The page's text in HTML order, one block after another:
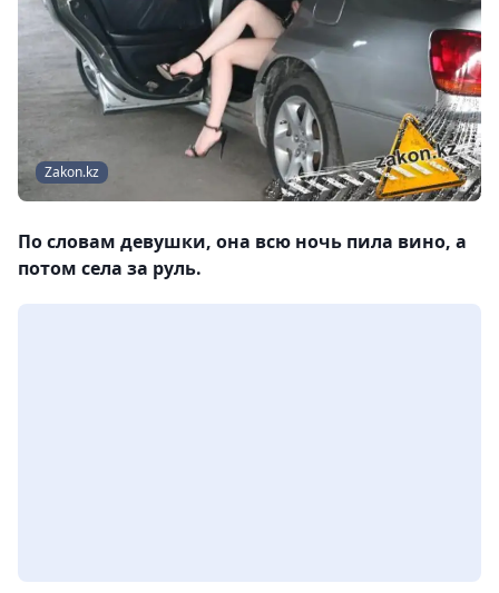
Zakon.kz
По словам девушки, она всю ночь пила вино, а
потом села за руль.